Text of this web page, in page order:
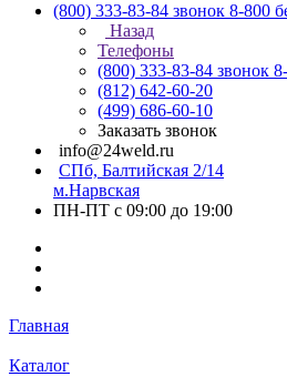
(800) 333-83-84 звонок 8-800
Назад
Телефоны
(800) 333-83-84 звонок
(812) 642-60-20
(499) 686-60-10
Заказать звонок
info@24weld.ru
СПб, Балтийская 2/14
м.Нарвская
ПН-ПТ с 09:00 до 19:00
Главная
Каталог